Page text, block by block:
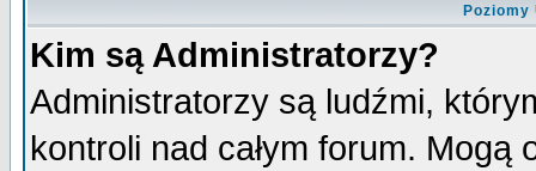
Kim są Administratorzy?
Administratorzy są ludźmi,
kontroli nad całym forum.